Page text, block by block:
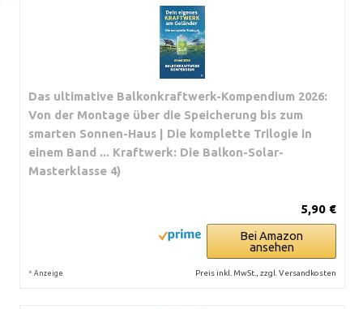
Das ultimative Balkonkraftwerk-Kompendium 2026:
Von der Montage über die Speicherung bis zum
smarten Sonnen-Haus | Die komplette Trilogie in
einem Band ... Kraftwerk: Die Balkon-Solar-
Masterklasse 4)
5,90 €
Bei Amazon
ansehen
* Anzeige Preis inkl. MwSt., zzgl. Versandkosten